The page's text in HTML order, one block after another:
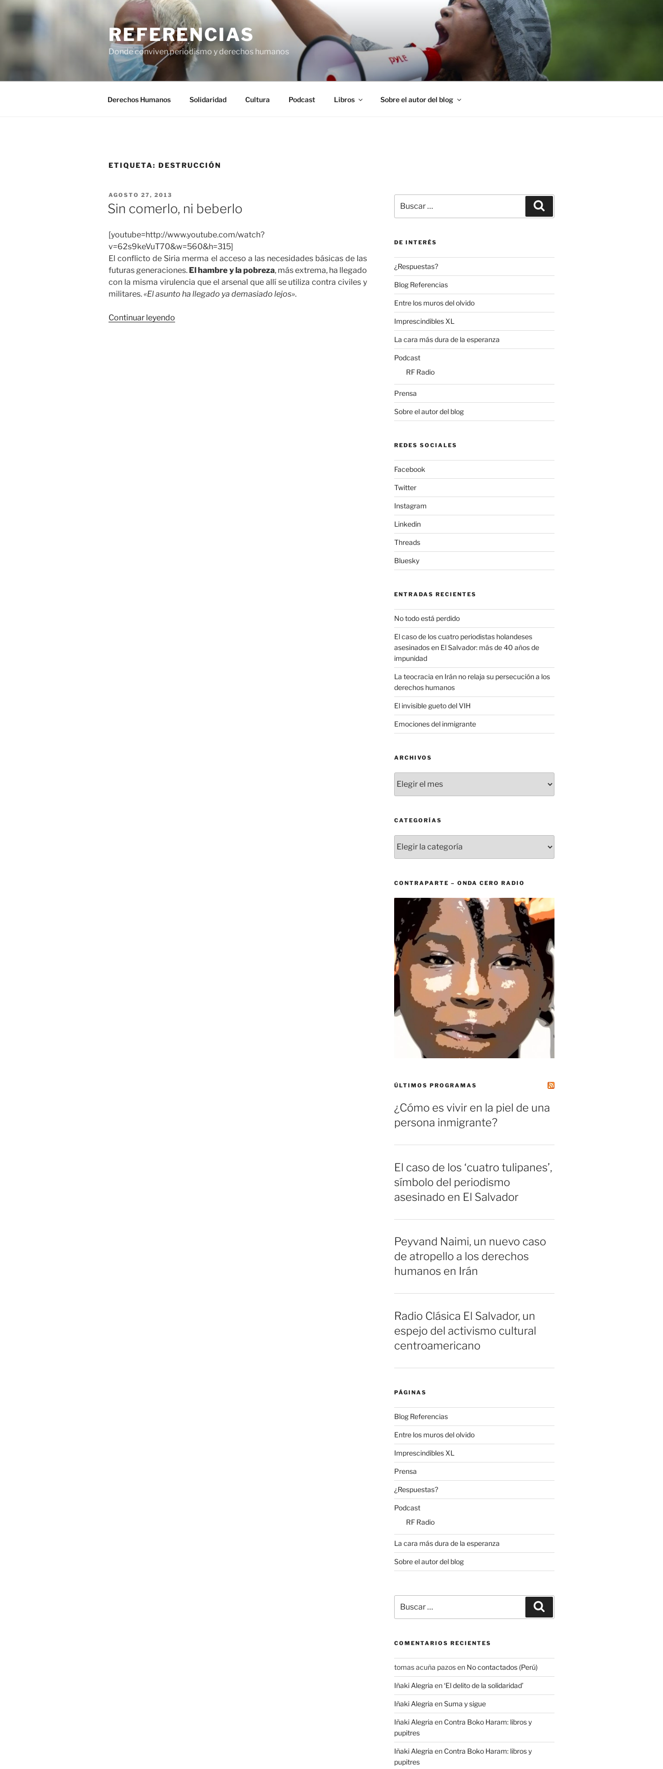
Saltar
REFERENCIAS
Donde conviven periodismo y derechos humanos
Derechos Humanos Solidaridad Cultura Podcast Libros Sobre el autor del blog
ETIQUETA: DESTRUCCIÓN
PUBLICADO
EL
AGOSTO 27, 2013
Sin comerlo, ni beberlo
[youtube=http://www.youtube.com/watch?
v=62s9keVuT70&w=560&h=315]
El conflicto de Siria merma el acceso a las necesidades básicas de las
futuras generaciones. El hambre y la pobreza, más extrema, ha llegado
con la misma virulencia que el arsenal que allí se utiliza contra civiles y
militares.«El asunto ha llegado ya demasiado lejos».
Continuar leyendo
por:
DE INTERÉS
¿Respuestas?
Blog Referencias
Entre los muros del olvido
Imprescindibles XL
La cara más dura de la esperanza
Podcast
RF Radio
Prensa
Sobre el autor del blog
REDES SOCIALES
Facebook
Twitter
Instagram
Linkedin
Threads
Bluesky
ENTRADAS RECIENTES
No todo está perdido
El caso de los cuatro periodistas holandeses
asesinados en El Salvador: más de 40 años de
impunidad
La teocracia en Irán no relaja su persecución a los
derechos humanos
El invisible gueto del VIH
Emociones del inmigrante
ARCHIVOS
CATEGORÍAS
CONTRAPARTE – ONDA CERO RADIO
ÚLTIMOS PROGRAMAS
¿Cómo es vivir en la piel de una
persona inmigrante?
El caso de los ‘cuatro tulipanes’,
símbolo del periodismo
asesinado en El Salvador
Peyvand Naimi, un nuevo caso
de atropello a los derechos
humanos en Irán
Radio Clásica El Salvador, un
espejo del activismo cultural
centroamericano
PÁGINAS
Blog Referencias
Entre los muros del olvido
Imprescindibles XL
Prensa
¿Respuestas?
Podcast
RF Radio
La cara más dura de la esperanza
Sobre el autor del blog
por:
COMENTARIOS RECIENTES
tomas acuña pazosen No contactados (Perú)
Iñaki Alegria en‘El delito de la solidaridad’
Iñaki Alegria enSuma y sigue
Iñaki Alegria en Contra Boko Haram: libros y
pupitres
Iñaki Alegria en Contra Boko Haram: libros y
pupitres